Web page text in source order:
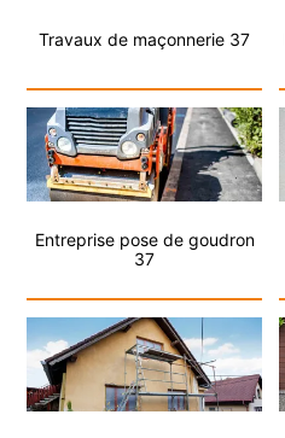
Travaux de maçonnerie 37
Entreprise pose de goudron
37